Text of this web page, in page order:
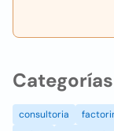
consultoria